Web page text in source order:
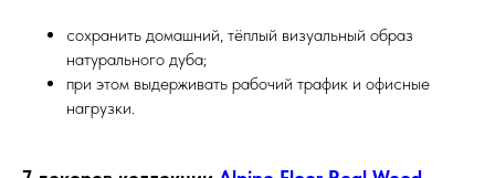
сохранить домашний, тёплый визуальный образ
натурального дуба;
при этом выдерживать рабочий трафик и офисные
нагрузки.